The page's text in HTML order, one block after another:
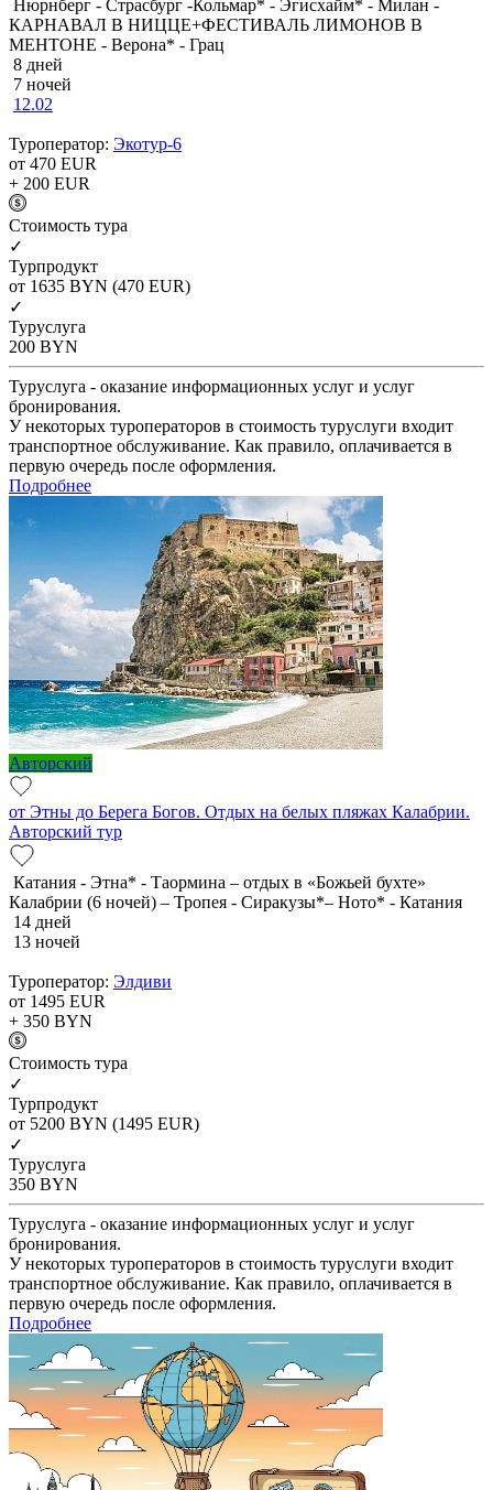
Нюрнберг - Страсбург -Кольмар* - Эгисхайм* - Милан -
КАРНАВАЛ В НИЦЦЕ+ФЕСТИВАЛЬ ЛИМОНОВ В
МЕНТОНЕ - Верона* - Грац
8 дней
7 ночей
12.02
Туроператор: Экотур-6
от 470 EUR
+ 200 EUR
Cтоимость тура
✓
Турпродукт
от 1635 BYN (470 EUR)
✓
Туруслуга
200 BYN
Туруслуга - оказание информационных услуг и услуг
бронирования.
У некоторых туроператоров в стоимость туруслуги входит
транспортное обслуживание. Как правило, оплачивается в
первую очередь после оформления.
Подробнее
Авторский
от Этны до Берега Богов. Отдых на белых пляжах Калабрии.
Авторский тур
Катания - Этна* - Таормина – отдых в «Божьей бухте»
Калабрии (6 ночей) – Тропея - Сиракузы*– Ното* - Катания
14 дней
13 ночей
Туроператор: Элдиви
от 1495 EUR
+ 350 BYN
Cтоимость тура
✓
Турпродукт
от 5200 BYN (1495 EUR)
✓
Туруслуга
350 BYN
Туруслуга - оказание информационных услуг и услуг
бронирования.
У некоторых туроператоров в стоимость туруслуги входит
транспортное обслуживание. Как правило, оплачивается в
первую очередь после оформления.
Подробнее